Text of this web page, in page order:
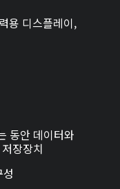
용 디스플레이,
동안 데이터와
장장치